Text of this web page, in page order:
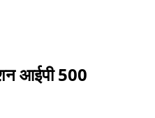
आईपी 500